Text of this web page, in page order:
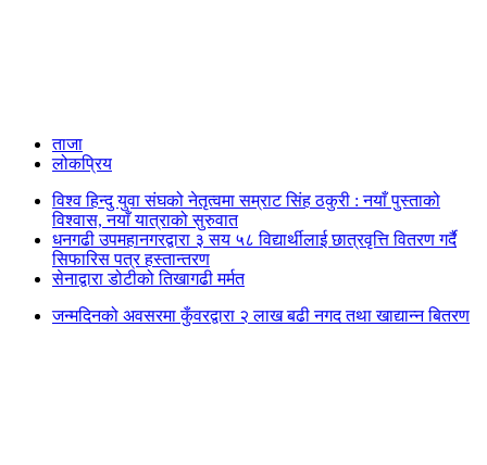
ताजा
लोकप्रिय
विश्व हिन्दु युवा संघको नेतृत्वमा सम्राट सिंह ठकुरी : नयाँ पुस्ताको
विश्वास, नयाँ यात्राको सुरुवात
धनगढी उपमहानगरद्वारा ३ सय ५८ विद्यार्थीलाई छात्रवृत्ति वितरण गर्दै
सिफारिस पत्र हस्तान्तरण
सेनाद्वारा डोटीको तिखागढी मर्मत
जन्मदिनको अवसरमा कुँवरद्वारा २ लाख बढी नगद तथा खाद्यान्न बितरण